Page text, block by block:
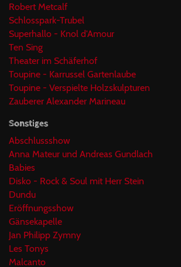
Robert Metcalf
Schlosspark-Trubel
Superhallo - Knol d'Amour
Ten Sing
Theater im Schäferhof
Toupine - Karrussel Gartenlaube
Toupine - Verspielte Holzskulpturen
Zauberer Alexander Marineau
Sonstiges
Abschlussshow
Anna Mateur und Andreas Gundlach
Babies
Disko - Rock & Soul mit Herr Stein
Dundu
Eröffnungsshow
Gänsekapelle
Jan Philipp Zymny
Les Tonys
Malcanto